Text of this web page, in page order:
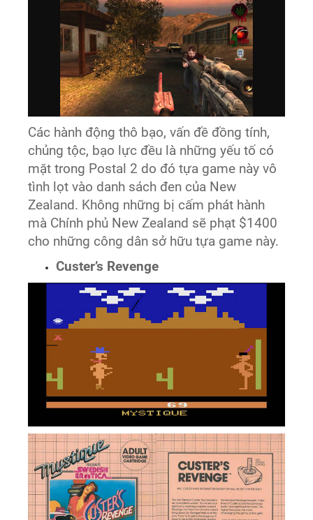
Các hành động thô bạo, vấn đề đồng tính,
chủng tộc, bạo lực đều là những yếu tố có
mặt trong Postal 2 do đó tựa game này vô
tình lọt vào danh sách đen của New
Zealand. Không những bị cấm phát hành
mà Chính phủ New Zealand sẽ phạt $1400
cho những công dân sở hữu tựa game này.
Custer’s Revenge